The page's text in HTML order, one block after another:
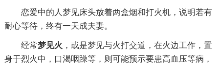
恋爱中的人梦见床头放着两盒烟和打火机，说明若有
耐心等待，终有一天成夫妻。
经常梦见火 ，或是梦见与火打交道，在火边工作，置
身于烈火中，口渴咽躁等，则可能预示要患高血压等病，